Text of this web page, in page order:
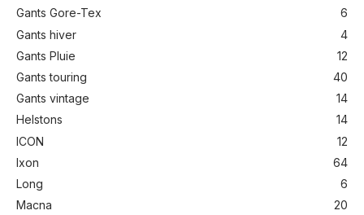
Gants Gore-Tex
6
Gants hiver
4
Gants Pluie
12
Gants touring
40
Gants vintage
14
Helstons
14
ICON
12
Ixon
64
Long
6
Macna
20